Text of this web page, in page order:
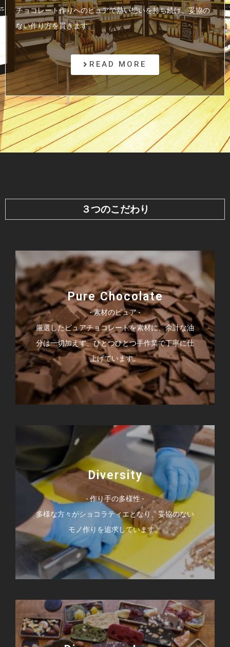
チョコレート作りへのピュアで熱い想いを持ち続け、妥協の
ない作り方を貫きます。
READ MORE
３つのこだわり
Pure Chocolate
- 素材のピュア -
厳選したピュアチョコレートを素材に、余計な油
分は一切加えず、ひとつひとつ手作業で丁寧に仕
上げています。
Diversity
- 作り手の多様性 -
多様な方々がショコラティエとなり、妥協のない
モノ作りを追求しています。